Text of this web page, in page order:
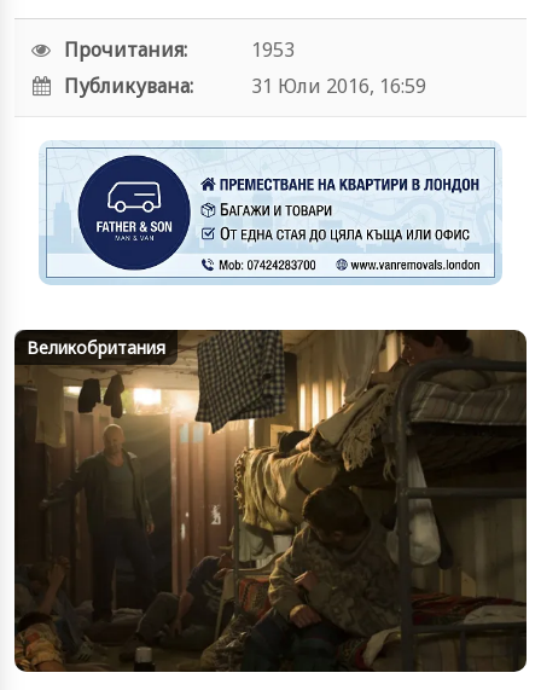
Прочитания:
1953
Публикувана:
31 Юли 2016, 16:59
Великобритания